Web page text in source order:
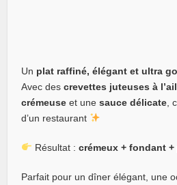
Un plat raffiné, élégant et ultra
Avec descrevettes juteuses à l’ail
crémeuse et unesauce délicate ,
d’un restaurant
Résultat :crémeux + fondant
Parfait pour un dîner élégant, une